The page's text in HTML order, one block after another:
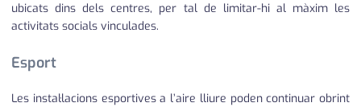
ubicats dins dels centres, per tal de limitar-hi al màxim les
activitats socials vinculades.
Esport
Les instal·lacions esportives a l’aire lliure poden continuar obrint